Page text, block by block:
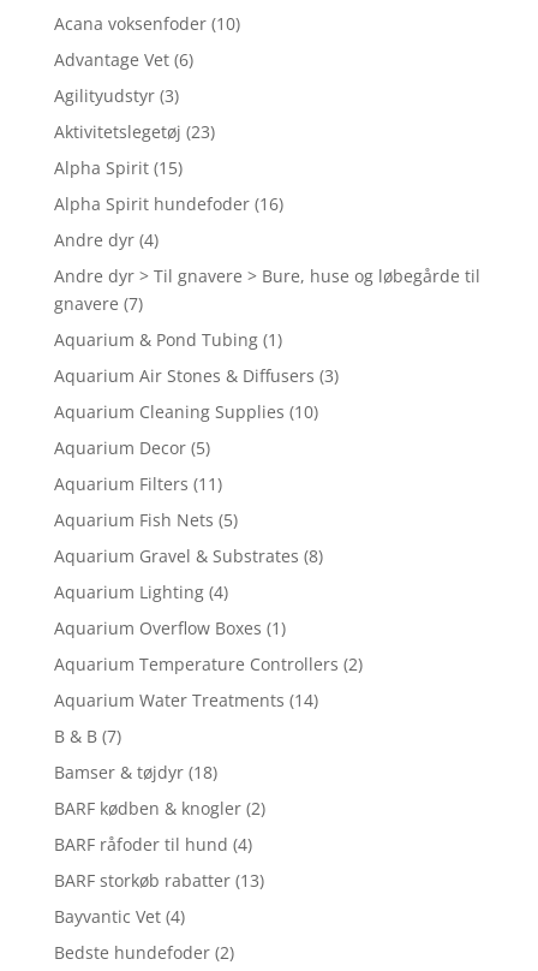
Acana voksenfoder (10)
Advantage Vet (6)
Agilityudstyr (3)
Aktivitetslegetøj (23)
Alpha Spirit (15)
Alpha Spirit hundefoder (16)
Andre dyr (4)
Andre dyr > Til gnavere > Bure, huse og løbegårde til
gnavere (7)
Aquarium & Pond Tubing (1)
Aquarium Air Stones & Diffusers (3)
Aquarium Cleaning Supplies (10)
Aquarium Decor (5)
Aquarium Filters (11)
Aquarium Fish Nets (5)
Aquarium Gravel & Substrates (8)
Aquarium Lighting (4)
Aquarium Overflow Boxes (1)
Aquarium Temperature Controllers (2)
Aquarium Water Treatments (14)
B & B (7)
Bamser & tøjdyr (18)
BARF kødben & knogler (2)
BARF råfoder til hund (4)
BARF storkøb rabatter (13)
Bayvantic Vet (4)
Bedste hundefoder (2)